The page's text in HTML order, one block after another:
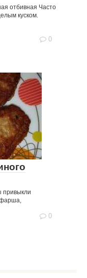
отбивная Часто
куском.
0
привыкли
фарша,
0